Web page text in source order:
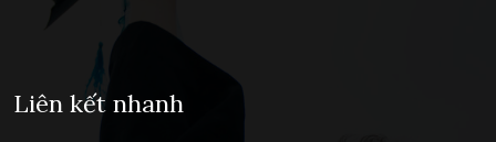
Liên kết nhanh